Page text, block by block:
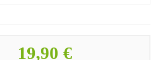
19,90 €